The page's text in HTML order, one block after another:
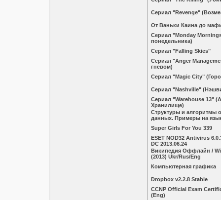
Сериал "Revenge"
От Ваньки Каина до
Сериал "Monday
понедельника)
Сериал "Falling Skies"
Сериал "Anger
гневом)
Сериал "Magic City"
Сериал "Nashville"
Сериал "Warehouse 13"
Хранилище)
Структуры и алгоритмы
данных. Примеры на
Super Girls For You 339
ESET NOD32 Antivirus
DC 2013.06.24
Википедия Оффлайн /
(2013) Ukr/Rus/Eng
Компьютерная графика
Dropbox v2.2.8 Stable
CCNP Official Exam
(Eng)